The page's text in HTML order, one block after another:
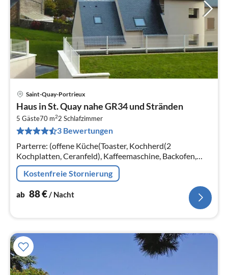
Saint-Quay-Portrieux
Haus in St. Quay nahe GR34 und Stränden
5 Gäste70 m22 Schlafzimmer
3 Bewertungen
Parterre: (offene Küche(Toaster, Kochherd(2
Kochplatten, Ceranfeld), Kaffeemaschine, Backofen,
Mikrowelle, Spülmaschine, Kühlschrank,
Tiefkühlschrank)
Kostenfreie Stornierung
ab 88€/ Nacht